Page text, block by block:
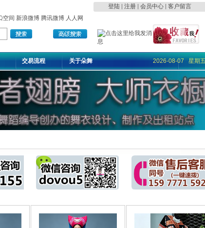
登陆 注册 会员中心
客户留言
空间 新浪微博 腾讯微博 人人网
交易流程 关于朵舞 2026-08-07 星期五